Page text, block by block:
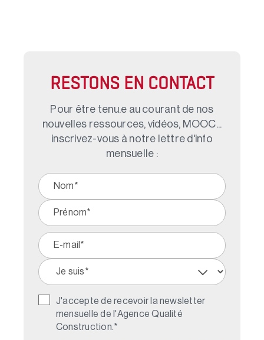
RESTONS EN CONTACT
Pour être tenu.e au courant de nos
nouvelles ressources, vidéos, MOOC...
inscrivez-vous à notre lettre d'info
mensuelle :
J'accepte de recevoir la newsletter
mensuelle de l'Agence Qualité
Construction. *